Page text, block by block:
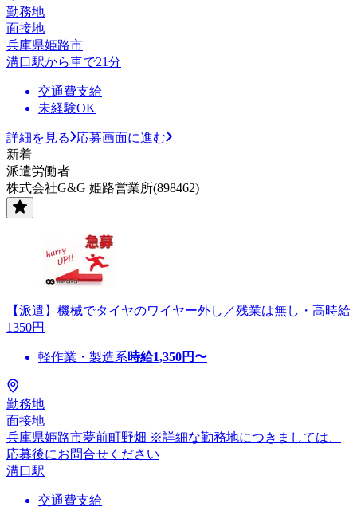
勤務地
面接地
兵庫県姫路市
溝口駅から車で21分
交通費支給
未経験OK
詳細を見る
応募画面に進む
新着
派遣労働者
株式会社G&G 姫路営業所(898462)
【派遣】機械でタイヤのワイヤー外し／残業は無し・高時給
1350円
軽作業・製造系時給1,350円〜
勤務地
面接地
兵庫県姫路市夢前町野畑 ※詳細な勤務地につきましては、
応募後にお問合せください
溝口駅
交通費支給